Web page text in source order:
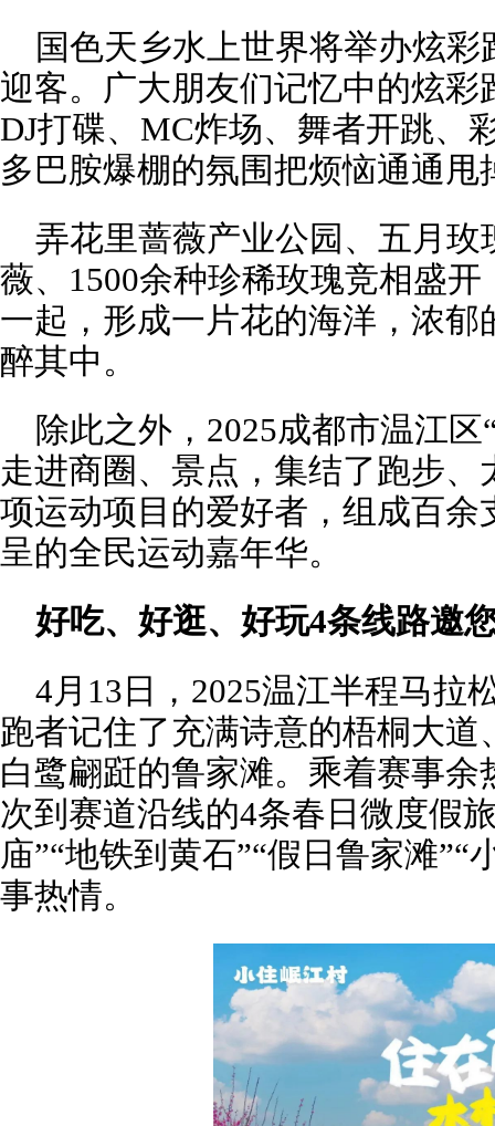
国色天乡水上世界将举办炫
迎客。广大朋友们记忆中的炫
DJ打碟、MC炸场、舞者开跳
多巴胺爆棚的氛围把烦恼通通甩
弄花里蔷薇产业公园、五月玫
薇、1500余种珍稀玫瑰竞相盛
一起，形成一片花的海洋，浓
醉其中。
除此之外，2025成都市温江区
走进商圈、景点，集结了跑步
项运动项目的爱好者，组成百
呈的全民运动嘉年华。
好吃、好逛、好玩4条线路邀
4月13日，2025温江半程马拉
跑者记住了充满诗意的梧桐大
白鹭翩跹的鲁家滩。乘着赛事余
次到赛道沿线的4条春日微度假
庙”“地铁到黄石”“假日鲁家滩”“
事热情。